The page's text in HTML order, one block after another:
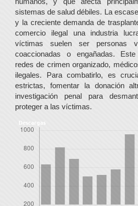
sistemas de salud débiles. La
y la creciente demanda de
comercio ilegal una industria
víctimas suelen ser personas
coaccionadas o engañadas.
redes de crimen organizado,
ilegales. Para combatirlo, es
estrictas, fomentar la donación
investigación penal para
proteger a las víctimas.
Descargas